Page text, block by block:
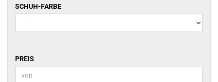
SCHUH-
FARBE
SCHUH-FARBE
PREIS
PREIS
Preis bis